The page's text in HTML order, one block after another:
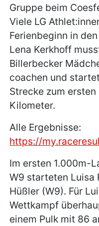
Gruppe beim
Viele LG
Ferienbeginn in
Lena Kerkhoff
Billerbecker
coachen und
Strecke zum
Kilometer.
Alle Ergebnisse:
https://
Im ersten 1.000m-
W9 starteten Luisa
Hüßler (W9). Für
Wettkampf
einem Pulk mit 86